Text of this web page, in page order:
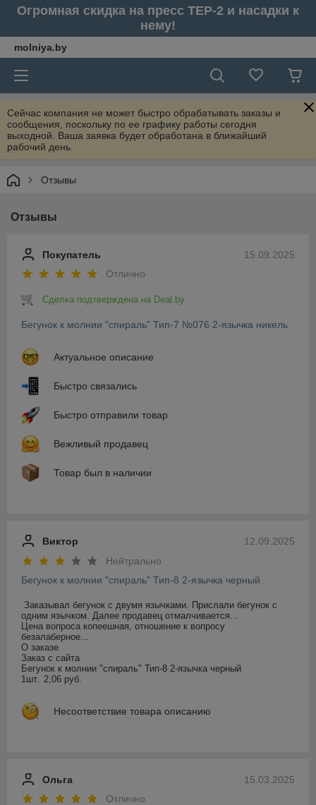
Огромная скидка на пресс ТЕР-2 и насадки к
нему!
molniya.by
Сейчас компания не может быстро обрабатывать заказы и
сообщения, поскольку по ее графику работы сегодня
выходной. Ваша заявка будет обработана в ближайший
рабочий день.
Отзывы
Отзывы
15.09.2025
Покупатель
Отлично
Сделка подтверждена на Deal.by
Бегунок к молнии "спираль" Тип-7 №076 2-язычка никель
Актуальное описание
Быстро связались
Быстро отправили товар
Вежливый продавец
Товар был в наличии
12.09.2025
Виктор
Нейтрально
Бегунок к молнии "спираль" Тип-8 2-язычка черный
Заказывал бегунок с двумя язычками. Прислали бегунок с
одним язычком. Далее продавец отмалчивается...
Цена вопроса копеешная, отношение к вопросу
безалаберное...
О заказе
Заказ с сайта
Бегунок к молнии "спираль" Тип-8 2-язычка черный
1шт.	2,06 руб.
Несоответствие товара описанию
15.03.2025
Ольга
Отлично